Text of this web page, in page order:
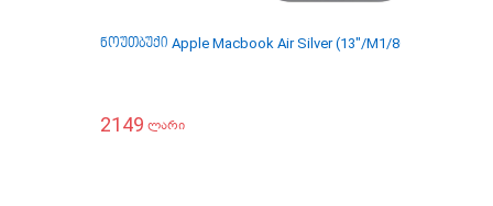
ნოუთბუქი Apple Macbook Air Silver (13"/M1/8GB/256GB)
2149 ლარი